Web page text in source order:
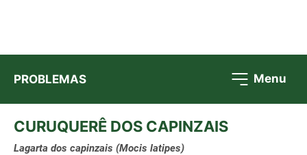
PROBLEMAS Menu
CURUQUERÊ DOS CAPINZAIS
Lagarta dos capinzais (Mocis latipes)